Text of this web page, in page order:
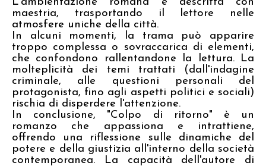
L'ambientazione romana è descritta con
maestria, trasportando il lettore nelle
atmosfere uniche della città.
In alcuni momenti, la trama può apparire
troppo complessa o sovraccarica di elementi,
che confondono rallentandone la lettura. La
molteplicità dei temi trattati (dall'indagine
criminale, alle questioni personali del
protagonista, fino agli aspetti politici e sociali)
rischia di disperdere l'attenzione.
In conclusione, "Colpo di ritorno" è un
romanzo che appassiona e intrattiene,
offrendo una riflessione sulle dinamiche del
potere e della giustizia all'interno della società
contemporanea. La capacità dell'autore di